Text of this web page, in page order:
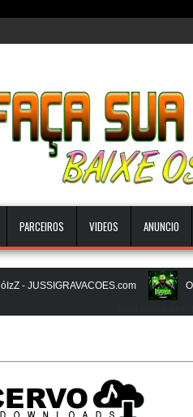
PARCEIROS VIDEOS ANUNCIO
JUSSIGRAVACOES.com O